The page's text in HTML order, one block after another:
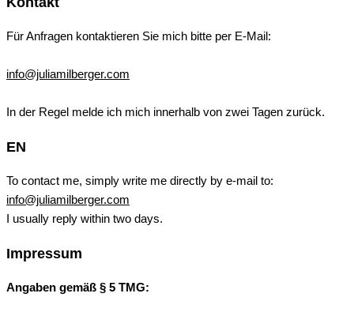
Für Anfragen kontaktieren Sie mich bitte per E-Mail:
info@juliamilberger.com
In der Regel melde ich mich innerhalb von zwei Tagen zurück.
EN
To contact me, simply write me directly by e-mail to:
info@juliamilberger.com
I usually reply within two days.
Impressum
Angaben gemäß § 5 TMG: